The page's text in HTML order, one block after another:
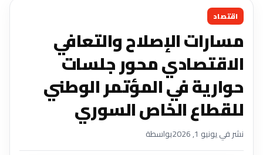
اقتصاد
مسارات الإصلاح والتعافي
الاقتصادي محور جلسات
حوارية في المؤتمر الوطني
للقطاع الخاص السوري
نشر في يونيو 1, 2026 بواسطة